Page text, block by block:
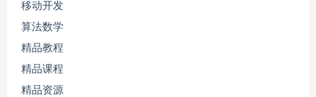
移动开发
算法数学
精品教程
精品课程
精品资源